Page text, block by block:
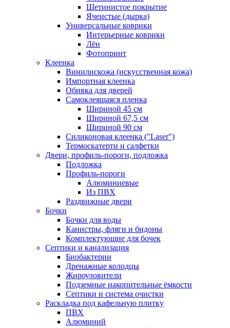
Щетинистое покрытие
Ячеистые (дырка)
Универсальные коврики
Интерьерные коврики
Лён
Фотопринт
Клеенка
Винилискожа (искусственная кожа)
Импортная клеенка
Обивка для дверей
Самоклеящаяся пленка
Шириной 45 см
Шириной 67,5 см
Шириной 90 см
Силиконовая клеенка ("Laser")
Термоскатерти и салфетки
Двери, профиль-пороги, подложка
Подложка
Профиль-пороги
Алюминиевые
Из ПВХ
Раздвижные двери
Бочки
Бочки для воды
Канистры, фляги и бидоны
Комплектующие для бочек
Септики и канализация
Биобактерии
Дренажные колодцы
Жироуловители
Подземные накопительные ёмкости
Септики и система очистки
Раскладка под кафельную плитку
ПВХ
Алюминий